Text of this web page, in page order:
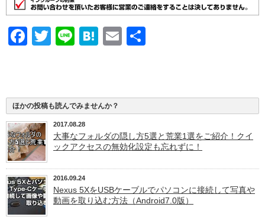
Facebook
Twitter
LineHatena
Email
ほかの投稿も読んでみませんか？
2017.08.28
大事なフォルダの隠し方5選と荒業1選をご紹介！クイ
ックアクセスの無効化設定も忘れずに！
2016.09.24
Nexus 5XをUSBケーブルでパソコンに接続して写真や
動画を取り込む方法（Android7.0版）